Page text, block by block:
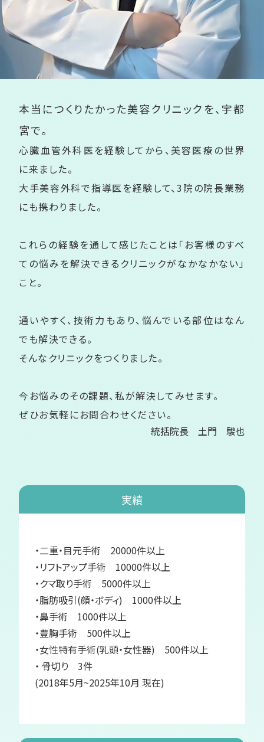
本当につくりたかった美容クリニックを、 宇都
宮で。
心臓血管外科医を経験してから、美容医療の世界
に来ました。
大手美容外科で指導医を経験して、3院の院長業務
にも携わりました。
これらの経験を通して感じたことは「お客様のすべ
ての悩みを解決できるクリニックがなかなかない」
こと。
通いやすく、技術力もあり、悩んでいる部位はなん
でも解決できる。
そんなクリニックをつくりました。
今お悩みのその課題、私が解決してみせます。
ぜひお気軽にお問合わせください。
統括院長 土門 駿也
実績
・二重・目元手術 20000件以上
・リフトアップ手術 10000件以上
・クマ取り手術 5000件以上
・脂肪吸引(顔・ボディ) 1000件以上
・鼻手術 1000件以上
・豊胸手術 500件以上
・女性特有手術(乳頭・女性器) 500件以上
・ 骨切り 3件
(2018年5月~2025年10月 現在)